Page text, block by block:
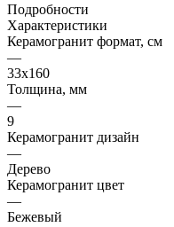
Подробности
Характеристики
Керамогранит формат, см
—
33х160
Толщина, мм
—
9
Керамогранит дизайн
—
Дерево
Керамогранит цвет
—
Бежевый